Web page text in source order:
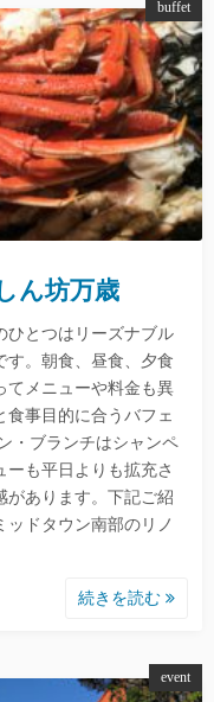
buffet
ん坊万歳
ひとつはリーズナブル
す。朝食、昼食、夕食
てメニューや料金も異
食事目的に合うバフェ
・ブランチはシャンペ
も平日よりも拡充さ
があります。下記ご紹
ドタウン南部のリノ
続きを読む
event